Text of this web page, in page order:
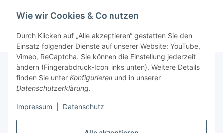
Wie wir Cookies & Co nutzen
Durch Klicken auf „Alle akzeptieren“ gestatten Sie den
Einsatz folgender Dienste auf unserer Website: YouTube,
Vimeo, ReCaptcha. Sie können die Einstellung jederzeit
ändern (Fingerabdruck-Icon links unten). Weitere Details
finden Sie unter Konfigurieren und in unserer
Datenschutzerklärung.
Impressum Datenschutz
Informationen
Gesetzliche Informationen